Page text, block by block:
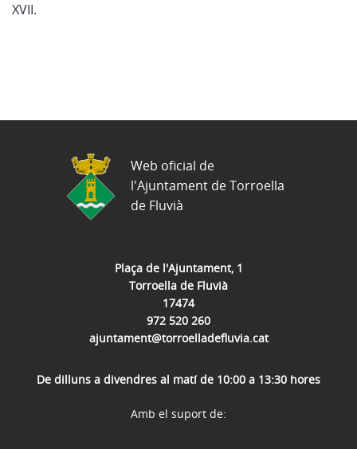
XVII.
Plaça de l'Ajuntament, 1
Torroella de Fluvià
17474
972 520 260
ajuntament@torroelladefluvia.cat
De dilluns a divendres al matí de 10:00 a 13:30 hores
Web oficial de
l'Ajuntament de Torroella
de Fluvià
Amb el suport de: